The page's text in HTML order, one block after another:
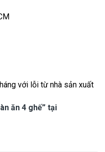
với lỗi từ nhà sản xuất
ăn 4 ghế” tại